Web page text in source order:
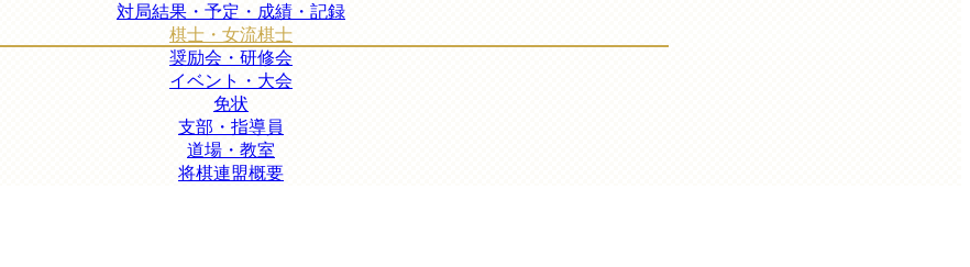
対局結果・予定・成績・記録
棋士・女流棋士
奨励会・研修会
イベント・大会
免状
支部・指導員
道場・教室
将棋連盟概要